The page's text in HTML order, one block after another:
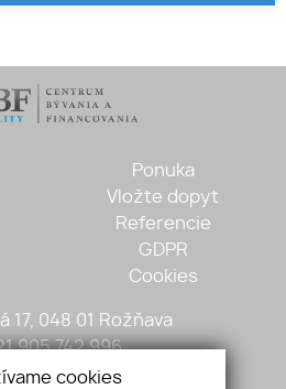
Ponuka
Vložte dopyt
Referencie
GDPR
Cookies
17, 048 01 Rožňava
905 742 996
cookies